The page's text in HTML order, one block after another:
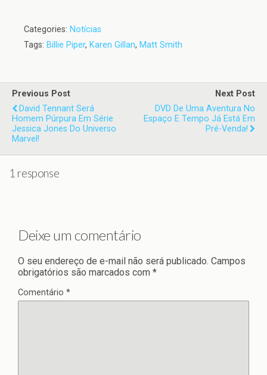
Categories: Notícias
Tags: Billie Piper, Karen Gillan, Matt Smith
Previous Post
David Tennant Será
Homem Púrpura Em Série
Jessica Jones Do Universo
Marvel!
Next Post
DVD De Uma Aventura No
Espaço E Tempo Já Está Em
Pré-Venda!
1 response
Deixe um comentário
O seu endereço de e-mail não será publicado. Campos
obrigatórios são marcados com *
Comentário *